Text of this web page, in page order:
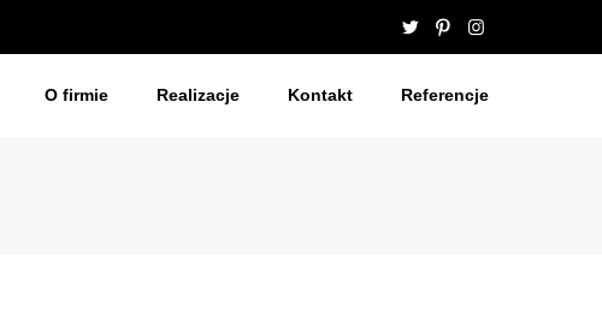
O firmie Realizacje Kontakt Referencje